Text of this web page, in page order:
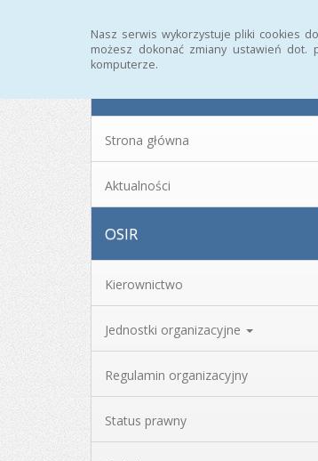
Nasz serwis wykorzystuje pliki cookies
możesz dokonać zmiany ustawień dot.
komputerze.
Strona główna
Aktualności
OSIR
Kierownictwo
Jednostki organizacyjne
Regulamin organizacyjny
Status prawny